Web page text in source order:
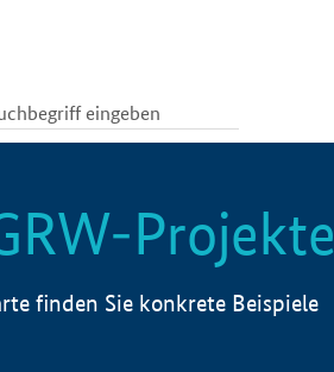
Projekte
finden Sie konkrete Beispiele